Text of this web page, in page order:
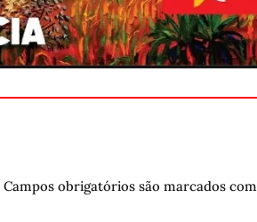
Campos obrigatórios são marcados com